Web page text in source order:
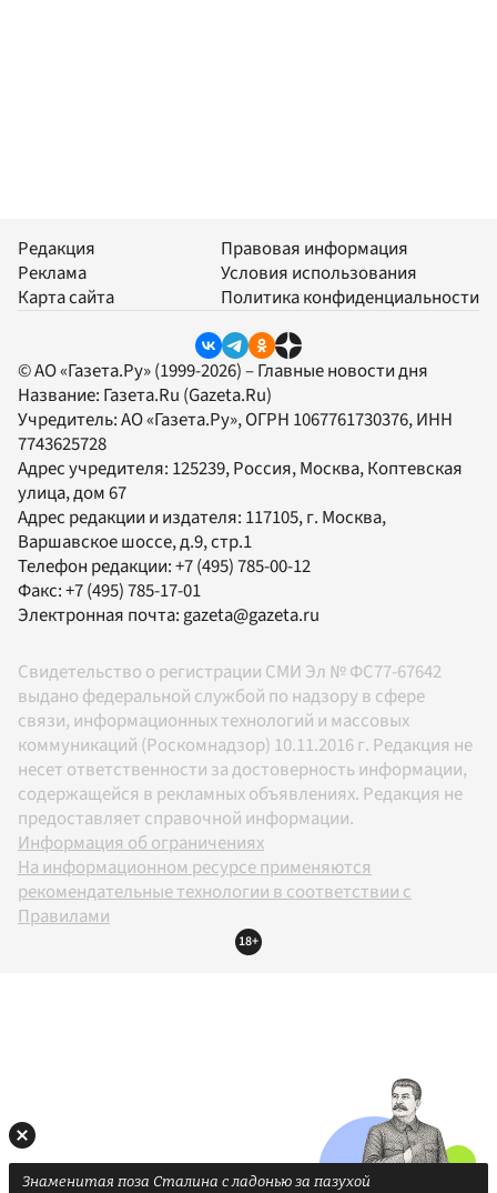
Редакция
Реклама
Карта сайта
Правовая информация
Условия использования
Политика конфиденциальности
© АО «Газета.Ру» (1999-2026) – Главные новости дня
Название: Газета.Ru (Gazeta.Ru)
Учредитель:АО «Газета.Ру», ОГРН 1067761730376, ИНН
7743625728
Адрес учредителя: 125239, Россия, Москва, Коптевская
улица, дом 67
Адрес редакции и издателя: 117105, г. Москва,
Варшавское шоссе, д.9, стр.1
Телефон редакции:+7 (495) 785-00-12
Факс:+7 (495) 785-17-01
Электронная почта:gazeta@gazeta.ru
Свидетельство о регистрации СМИ Эл № ФС77-67642
выдано федеральной службой по надзору в сфере
связи, информационных технологий и массовых
коммуникаций (Роскомнадзор) 10.11.2016 г. Редакция не
несет ответственности за достоверность информации,
содержащейся в рекламных объявлениях. Редакция не
предоставляет справочной информации.
Информация об ограничениях
На информационном ресурсе применяются
рекомендательные технологии в соответствии с
Правилами
18+
Знаменитая поза Сталина с ладонью за пазухой